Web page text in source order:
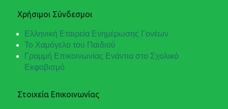
Χρήσιμοι Σύνδεσμοι
Ελληνική Εταιρεία Ενημέρωσης Γονέων
Το Χαμόγελο του Παιδιού
Γραμμή Επικοινωνίας Ενάντια στο Σχολικό
Εκφοβισμό
Στοιχεία Επικοινωνίας